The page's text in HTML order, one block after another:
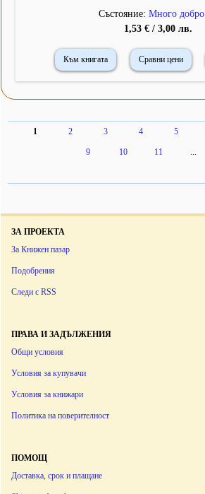
Състояние: Много добро
1,53 € / 3,00 лв.
Към книгата Сравни цени
1 2 3 4 5
9 10 11 ...
ЗА ПРОЕКТА
За Книжен пазар
Подобрения
Следи с RSS
ПРАВА И ЗАДЪЛЖЕНИЯ
Общи условия
Условия за купувачи
Условия за книжари
Политика на поверителност
ПОМОЩ
Доставка, срок и плащане